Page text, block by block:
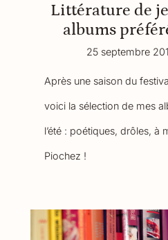
Littérature de
albums
25 septembre
Après une saison du
voici la sélection de mes
l’été : poétiques, drôles, à
Piochez !